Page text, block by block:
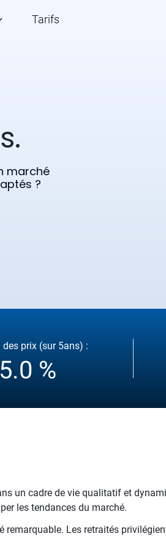
Tarifs
marché
?
des prix (sur 5ans) :
%
un cadre de vie qualitatif et
les tendances du marché.
Les retraités